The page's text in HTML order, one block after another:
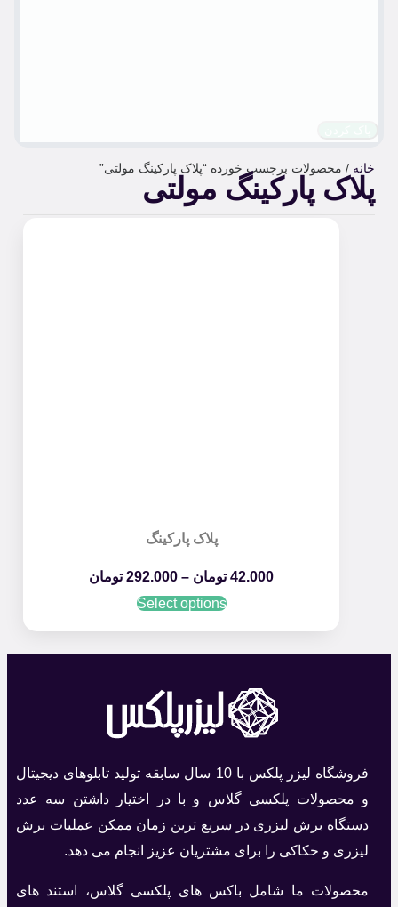
خانه / محصولات برچسب خورده “پلاک پارکینگ مولتی”
پلاک پارکینگ مولتی
پلاک پارکینگ
42.000 تومان –
292.000 تومان
Select options
فروشگاه لیزر پلکس با 10 سال سابقه تولید تابلوهای دیجیتال
و محصولات پلکسی گلاس و با در اختیار داشتن سه عدد
دستگاه برش لیزری در سریع ترین زمان ممکن عملیات برش
لیزری و حکاکی را برای مشتریان عزیز انجام می دهد.
محصولات ما شامل باکس های پلکسی گلاس، استند های